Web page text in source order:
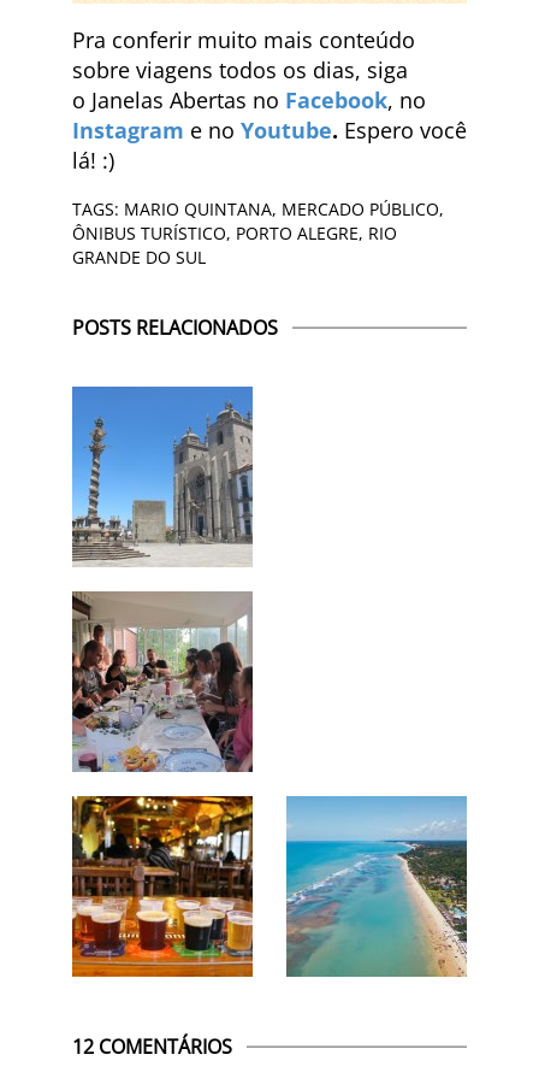
Pra conferir muito mais conteúdo
sobre viagens todos os dias, siga
o Janelas Abertas no Facebook, no
Instagram e no Youtube. Espero você
lá! :)
TAGS: MARIO QUINTANA, MERCADO PÚBLICO,
ÔNIBUS TURÍSTICO, PORTO ALEGRE, RIO
GRANDE DO SUL
POSTS RELACIONADOS
12 COMENTÁRIOS